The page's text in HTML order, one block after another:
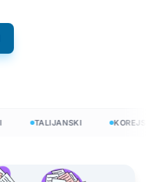
TALIJANSKI